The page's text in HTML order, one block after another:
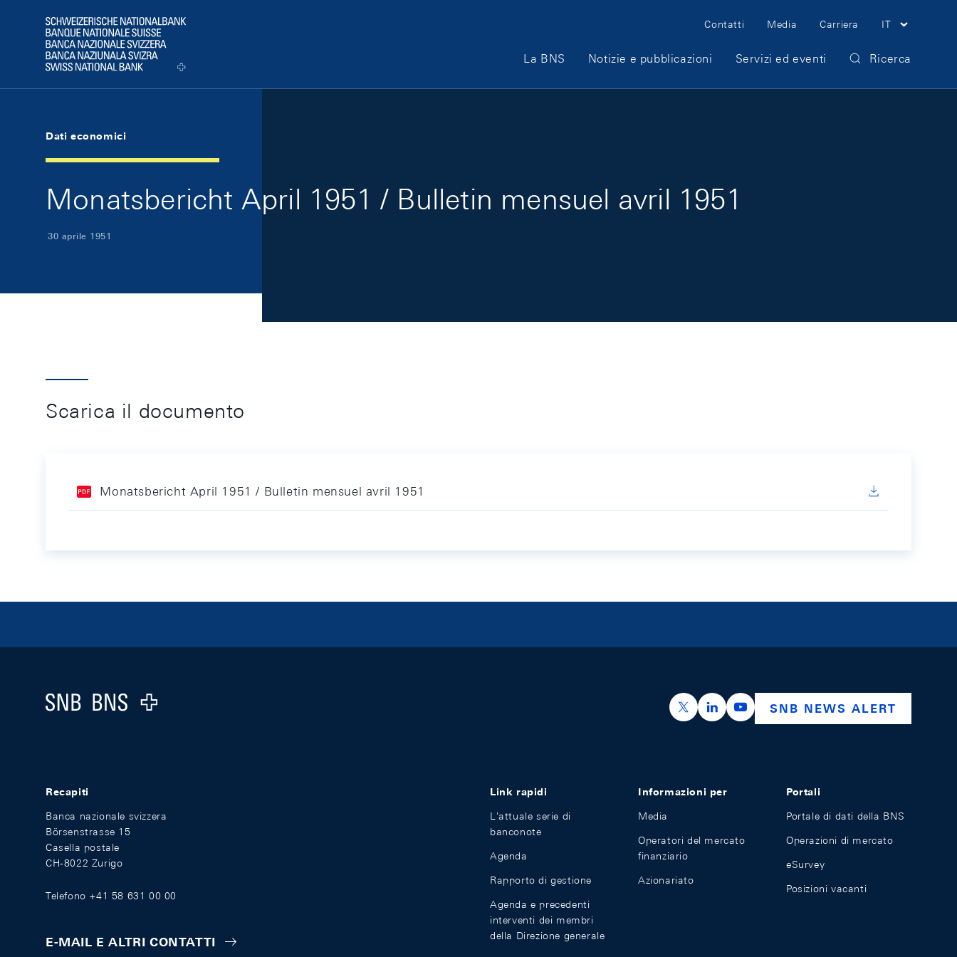
Logo
Meta Navigation
Contatti Media Carriera IT
Main Navigation
La BNS Notizie e pubblicazioni Servizi ed eventi Ricerca
Dati economici
Monatsbericht April 1951 / Bulletin mensuel avril 1951
30 aprile 1951
Scarica il documento
Monatsbericht April 1951 / Bulletin mensuel avril 1951
Logo
https://x.com/snb_bns
https://ch.linkedin.com/company/swiss-
https://www.youtube.com/
SNB NEWS ALERT
Recapiti
Banca nazionale svizzera
Börsenstrasse 15
Casella postale
CH-8022 Zurigo
Telefono +41 58 631 00 00
E-MAIL E ALTRI CONTATTI
Link rapidi
L'attuale serie di
banconote
Agenda
Rapporto di gestione
Agenda e precedenti
interventi dei membri
della Direzione generale
Informazioni per
Media
Operatori del mercato
finanziario
Azionariato
Portali
Portale di dati della BNS
Operazioni di mercato
eSurvey
Posizioni vacanti